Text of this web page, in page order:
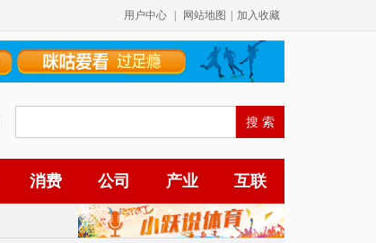
用户中心 网站地图 加入收藏
消费 公司 产业 互联